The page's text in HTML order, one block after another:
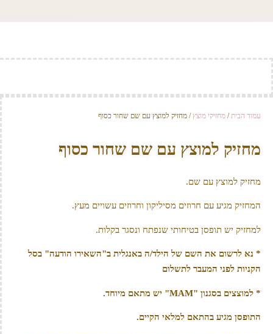
עמוד הבית/ מחזיקי מוצץ/ מחזיק למוצץ עם שם שחור כסוף
מחזיק למוצץ עם שם שחור כסוף
מחזיק למוצץ עם שם.
המחזיק מגיע עם חרוזים מסיליקון וחרוזים עשויים מעץ.
למחזיק יש תופסן בטיחותי שנפתח ונסגר בקלות.
* נא לרשום את השם של הילד/ה באנגלית ב"השאירו הודעה" בסל
הקניות לפני המעבר לתשלום
* למוצצים בסגנון "MAM" יש מתאם מיוחד.
התופסן מגיע בהתאם למלאי הקיים.